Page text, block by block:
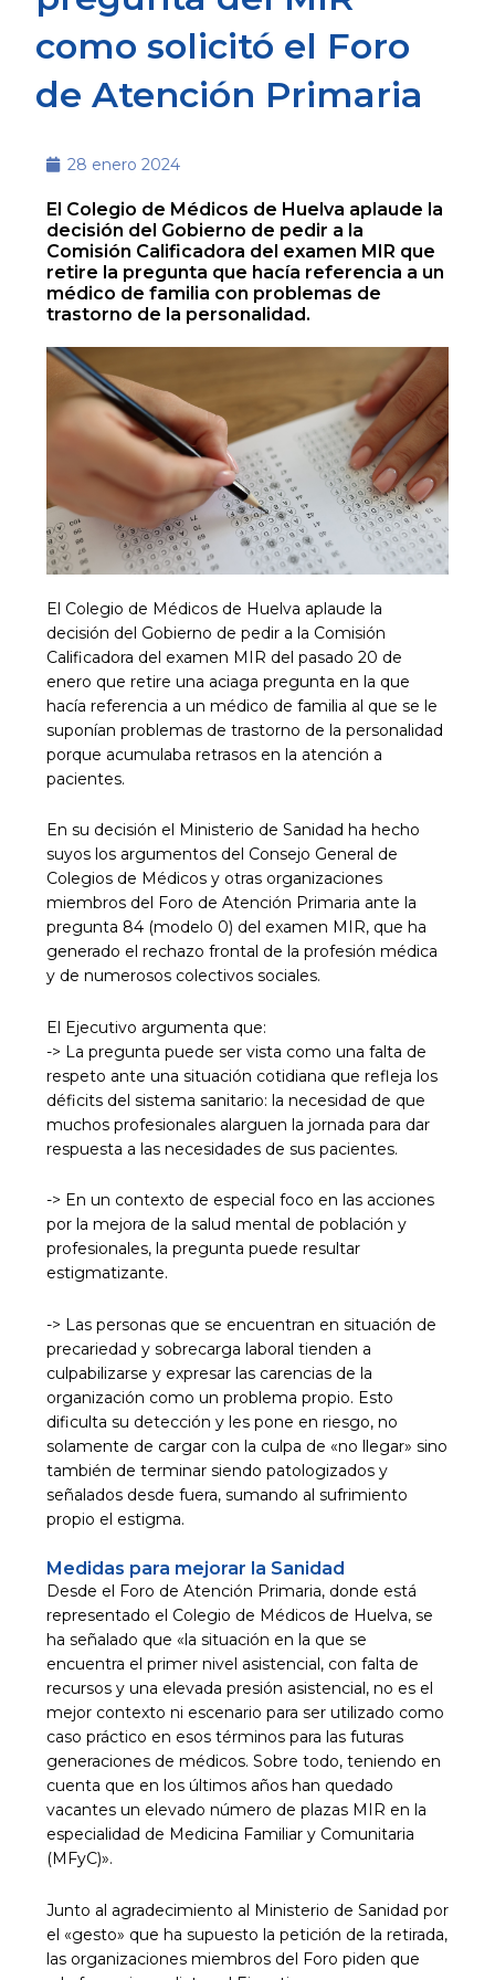
como solicitó el Foro
de Atención Primaria
28 enero 2024
El Colegio de Médicos de Huelva aplaude la
decisión del Gobierno de pedir a la
Comisión Calificadora del examen MIR que
retire la pregunta que hacía referencia a un
médico de familia con problemas de
trastorno de la personalidad.
El Colegio de Médicos de Huelva aplaude la
decisión del Gobierno de pedir a la Comisión
Calificadora del examen MIR del pasado 20 de
enero que retire una aciaga pregunta en la que
hacía referencia a un médico de familia al que se le
suponían problemas de trastorno de la personalidad
porque acumulaba retrasos en la atención a
pacientes.
En su decisión el Ministerio de Sanidad ha hecho
suyos los argumentos del Consejo General de
Colegios de Médicos y otras organizaciones
miembros del Foro de Atención Primaria ante la
pregunta 84 (modelo 0) del examen MIR, que ha
generado el rechazo frontal de la profesión médica
y de numerosos colectivos sociales.
El Ejecutivo argumenta que:
-> La pregunta puede ser vista como una falta de
respeto ante una situación cotidiana que refleja los
déficits del sistema sanitario: la necesidad de que
muchos profesionales alarguen la jornada para dar
respuesta a las necesidades de sus pacientes.
-> En un contexto de especial foco en las acciones
por la mejora de la salud mental de población y
profesionales, la pregunta puede resultar
estigmatizante.
-> Las personas que se encuentran en situación de
precariedad y sobrecarga laboral tienden a
culpabilizarse y expresar las carencias de la
organización como un problema propio. Esto
dificulta su detección y les pone en riesgo, no
solamente de cargar con la culpa de «no llegar» sino
también de terminar siendo patologizados y
señalados desde fuera, sumando al sufrimiento
propio el estigma.
Medidas para mejorar la Sanidad
Desde el Foro de Atención Primaria, donde está
representado el Colegio de Médicos de Huelva, se
ha señalado que «la situación en la que se
encuentra el primer nivel asistencial, con falta de
recursos y una elevada presión asistencial, no es el
mejor contexto ni escenario para ser utilizado como
caso práctico en esos términos para las futuras
generaciones de médicos. Sobre todo, teniendo en
cuenta que en los últimos años han quedado
vacantes un elevado número de plazas MIR en la
especialidad de Medicina Familiar y Comunitaria
(MFyC)».
Junto al agradecimiento al Ministerio de Sanidad por
el «gesto» que ha supuesto la petición de la retirada,
las organizaciones miembros del Foro piden que